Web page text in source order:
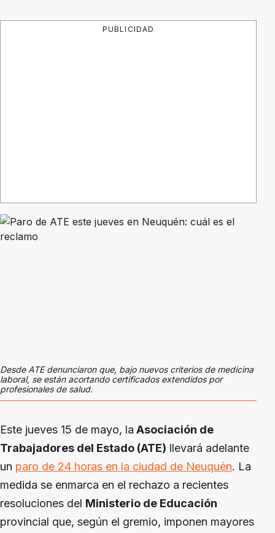
PUBLICIDAD
Desde ATE denunciaron que, bajo nuevos criterios de medicina
laboral, se están acortando certificados extendidos por
profesionales de salud.
Este jueves 15 de mayo, la Asociación de
Trabajadores del Estado (ATE) llevará adelante
un paro de 24 horas en la ciudad de Neuquén. La
medida se enmarca en el rechazo a recientes
resoluciones del Ministerio de Educación
provincial que, según el gremio, imponen mayores